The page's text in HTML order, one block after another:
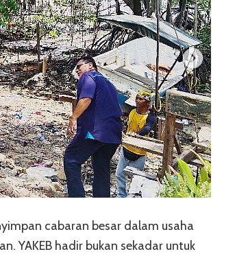
cabaran besar dalam usaha
YAKEB hadir bukan sekadar untuk